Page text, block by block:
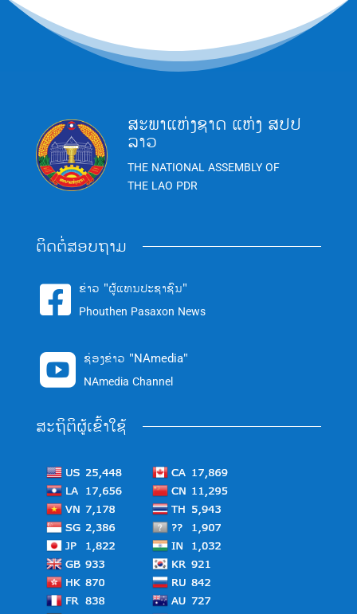
ສະພາແຫ່ງຊາດ ແຫ່ງ ສປປ
ລາວ
THE NATIONAL ASSEMBLY OF
THE LAO PDR
ຕິດຕໍ່ສອບຖາມ
 ຂ່າວ "ຜູ້ແທນປະຊາຊົນ"
Phouthen Pasaxon News
 ຊ່ອງຂ່າວ "NAmedia"
NAmedia Channel
ສະຖິຕິຜູ້ເຂົ້າໃຊ້